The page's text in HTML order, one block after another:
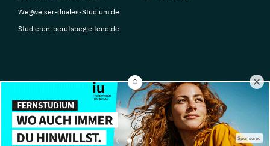
Sponsored
Wegweiser-duales-Studium.de
Studieren-berufsbegleitend.de
© Copyright 2026, TarGroup Media GmbH
Impressum
Datenschutzerklärung Nutzungsbedingungen